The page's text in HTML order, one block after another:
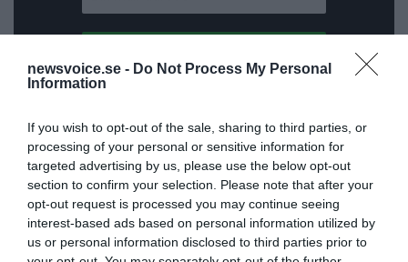
newsvoice.se - Do Not Process My Personal
Information
If you wish to opt-out of the sale, sharing to third parties, or
processing of your personal or sensitive information for
targeted advertising by us, please use the below opt-out
section to confirm your selection. Please note that after your
opt-out request is processed you may continue seeing
interest-based ads based on personal information utilized by
us or personal information disclosed to third parties prior to
ANNONSER